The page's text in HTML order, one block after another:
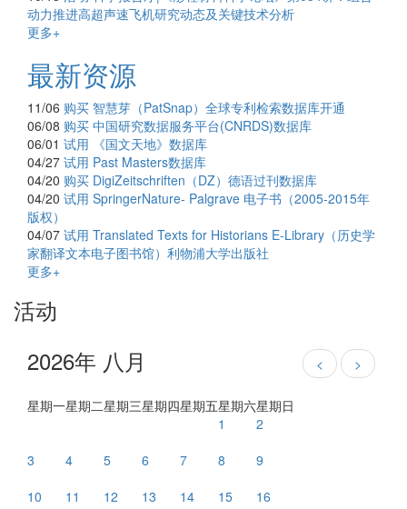
动力推进高超声速飞机研究动态及关键技术分析
更多+
最新资源
11/06 购买 智慧芽（PatSnap）全球专利检索数据库开通
06/08 购买 中国研究数据服务平台(CNRDS)数据库
06/01 试用
《国文天地》数据库
04/27 试用 Past Masters数据库
04/20 购买 DigiZeitschriften（DZ）德语过刊数据库
04/20 试用 SpringerNature- Palgrave 电子书（2005-2015年
版权）
04/07 试用 Translated Texts for Historians E-Library（历史学
家翻译文本电子图书馆）利物浦大学出版社
更多+
活动
2026年 八月
< >
星期一星期二星期三星期四星期五星期六星期日
1
2
3
4 5 6 7 8
9
10
11 12 13 14 15
16